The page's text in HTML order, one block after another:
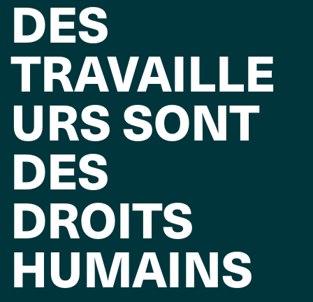
DES
TRAVAILLE
URS SONT
DES
DROITS
HUMAINS